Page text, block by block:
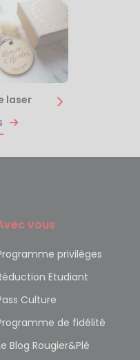
laser
vous
privilèges
Etudiant
Culture
de fidélité
Blog Rougier&Plé